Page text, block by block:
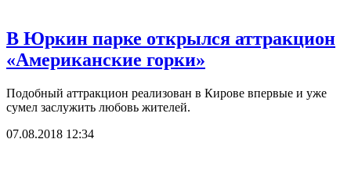
В Юркин парке открылся аттракцион
«Американские горки»
Подобный аттракцион реализован в Кирове впервые и уже
сумел заслужить любовь жителей.
07.08.2018 12:34